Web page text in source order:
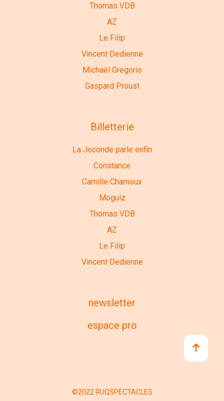
Thomas VDB
AZ
Le Filip
Vincent Dedienne
Michaël Gregorio
Gaspard Proust
Billetterie
La Joconde parle enfin
Constance
Camille Chamoux
Moguiz
Thomas VDB
AZ
Le Filip
Vincent Dedienne
newsletter
espace pro
©2022 RUQSPECTACLES